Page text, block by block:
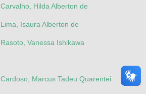
Carvalho, Hilda Alberton de
Lima, Isaura Alberton de
Rasoto, Vanessa Ishikawa
Cardoso, Marcus Tadeu Quarentei